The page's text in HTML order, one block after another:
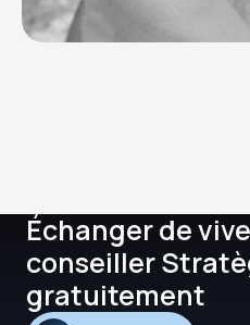
Échanger de
conseiller
gratuitement